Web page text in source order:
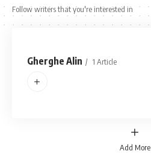
Follow writers that you're interested in
Gherghe Alin 1 Article
Add More